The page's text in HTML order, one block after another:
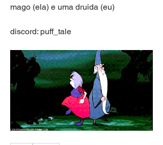
mago (ela) e uma druida (eu)
discord: puff_tale